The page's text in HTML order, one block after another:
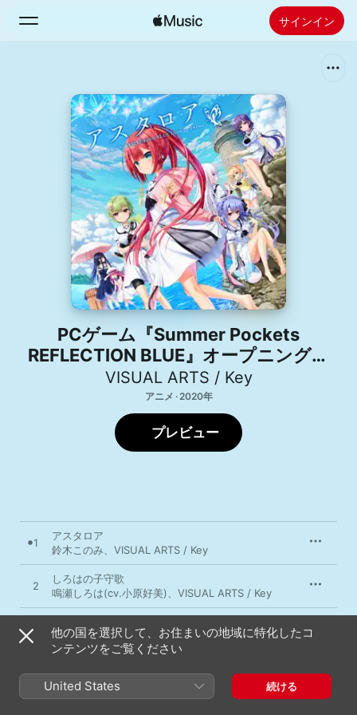
サインイン
ホーム
新着おすすめ
ラジオ
Apple Musicをインストール
PCゲーム『Summer Pockets
REFLECTION BLUE』オープニングテ
ーマ「アスタロア」 - EP
VISUAL ARTS / Key
アニメ · 2020年
プレビュー
1
アスタロア
鈴木このみ
VISUAL ARTS / Key
2
しろはの子守歌
鳴瀬しろは(cv.小原好美)
VISUAL ARTS / Key
REFLECTION BLUE
アスタロア (Game Size)
鈴木このみ、VISUAL ARTS / Key
アスタロア (Instrumental)
他の国を選択して、お住まいの地域に特化したコ
ンテンツをご覧ください
United States 続ける